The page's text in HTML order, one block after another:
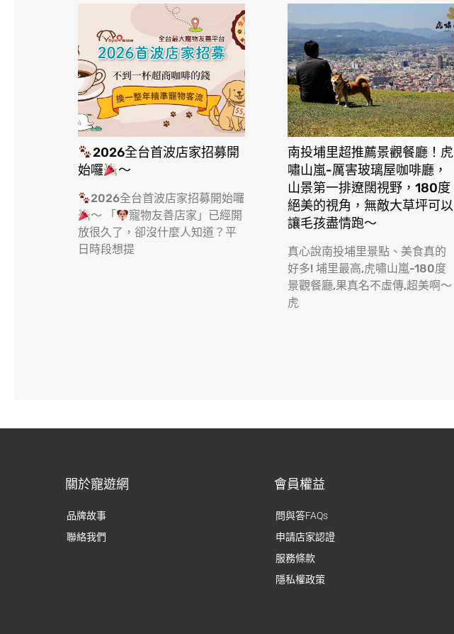
2026全台首波店家招募開
始囉
～
2026全台首波店家招募開始囉
～ 「
寵物友善店家」已經開
放很久了，卻沒什麼人知道？平
日時段想提
南投埔里超推薦景觀餐廳！虎
嘯山嵐-厲害玻璃屋咖啡廳，
山景第一排遼闊視野，180度
絕美的視角，無敵大草坪可以
讓毛孩盡情跑〜
真心說南投埔里景點、美食真的
好多! 埔里最高,虎嘯山嵐-180度
景觀餐廳,果真名不虛傳,超美啊〜
虎
關於寵遊網
品牌故事
聯絡我們
會員權益
問與答FAQs
申請店家認證
服務條款
隱私權政策